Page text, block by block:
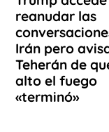
reanudar las
Irán pero
Teherán de
alto el fuego
«terminó»